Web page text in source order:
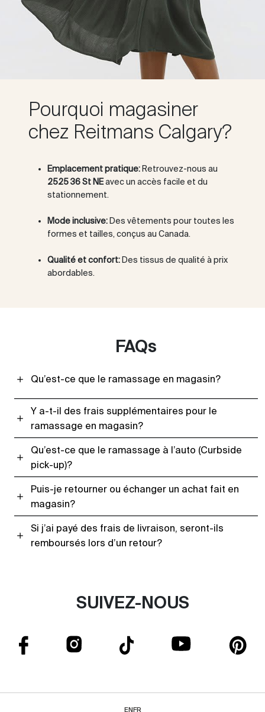
Pourquoi magasiner
chez Reitmans Calgary?
Emplacement pratique: Retrouvez-nous au
2525 36 St NEavec un accès facile et du
stationnement.
Mode inclusive: Des vêtements pour toutes les
formes et tailles, conçus au Canada.
Qualité et confort: Des tissus de qualité à prix
abordables.
FAQs
Qu’est-ce que le ramassage en magasin?
Y a-t-il des frais supplémentaires pour le
ramassage en magasin?
Qu’est-ce que le ramassage à l’auto (Curbside
pick-up)?
Puis-je retourner ou échanger un achat fait en
magasin?
Si j’ai payé des frais de livraison, seront-ils
remboursés lors d’un retour?
SUIVEZ-NOUS
ENFR